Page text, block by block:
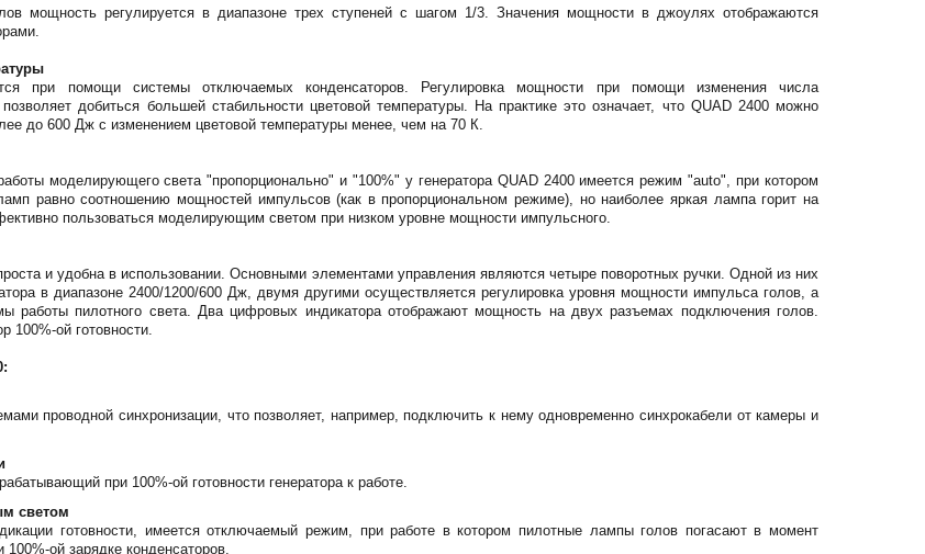
мощность регулируется в диапазоне трех ступеней с шагом 1/3. Значения мощности в джоулях отображаются
при помощи системы отключаемых конденсаторов. Регулировка мощности при помощи изменения числа
позволяет добиться большей стабильности цветовой температуры. На практике это означает, что QUAD 2400 можно
до 600 Дж с изменением цветовой температуры менее, чем на 70 К.
моделирующего света "пропорционально" и "100%" у генератора QUAD 2400 имеется режим "auto", при котором
равно соотношению мощностей импульсов (как в пропорциональном режиме), но наиболее яркая лампа горит на
пользоваться моделирующим светом при низком уровне мощности импульсного.
и удобна в использовании. Основными элементами управления являются четыре поворотных ручки. Одной из них
в диапазоне 2400/1200/600 Дж, двумя другими осуществляется регулировка уровня мощности импульса голов, а
работы пилотного света. Два цифровых индикатора отображают мощность на двух разъемах подключения голов.
100%-ой готовности.
проводной синхронизации, что позволяет, например, подключить к нему одновременно синхрокабели от камеры и
при 100%-ой готовности генератора к работе.
светом
готовности, имеется отключаемый режим, при работе в котором пилотные лампы голов погасают в момент
ой зарядке конденсаторов.